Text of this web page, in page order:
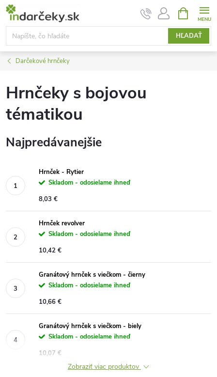
Prejsť
obsah
HĽADAŤ
KOŠÍK
Darčekové hrnčeky
Hrnčeky s bojovou
tématikou
Najpredávanejšie
Hrnček - Rytier
Skladom - odosielame ihneď
8,03 €
Hrnček revolver
Skladom - odosielame ihneď
10,42 €
Granátový hrnček s viečkom - čierny
Skladom - odosielame ihneď
10,66 €
Granátový hrnček s viečkom - biely
Skladom - odosielame ihneď
10,07 €
Zobraziť viac produktov